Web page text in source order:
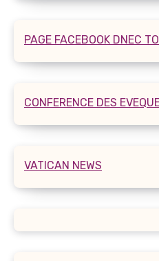
PAGE FACEBOOK DNEC
CONFERENCE DES
VATICAN NEWS